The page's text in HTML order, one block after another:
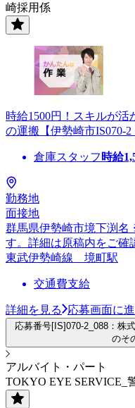
崎採用係
時給1500円！スキルが
の運搬【伊勢崎市IS070-
倉庫スタッフ 時給
勤務地
面接地
群馬県伊勢崎市境下渕
す。詳細は原稿内をご確
東武伊勢崎線 境町駅
交通費支給
詳細を見る 応募画面に
応募番号[IS]070-2_088：株
のそ
アルバイト・パート
TOKYO EYE SERVICE_